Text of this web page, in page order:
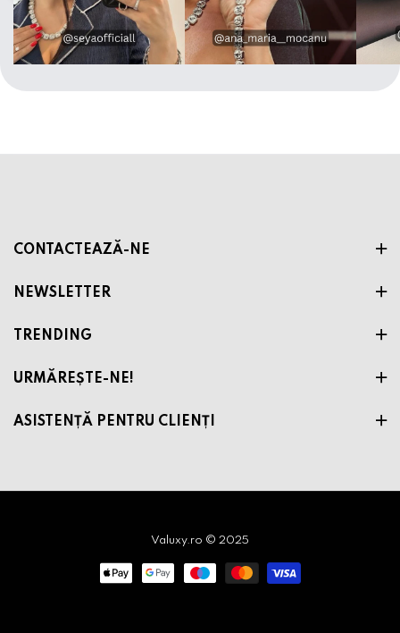
CONTACTEAZĂ-NE
NEWSLETTER
TRENDING
URMĂREȘTE-NE!
ASISTENȚĂ PENTRU CLIENȚI
Valuxy.ro © 2025